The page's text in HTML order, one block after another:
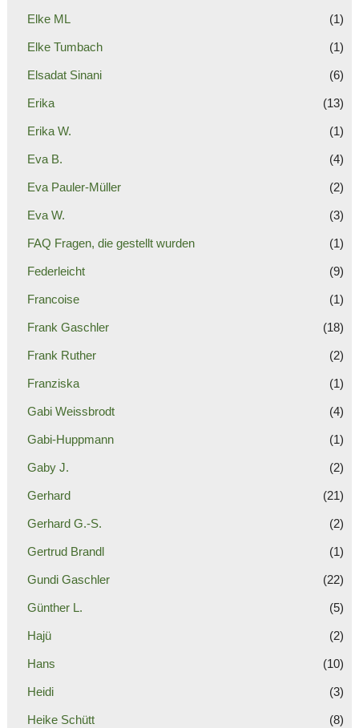
Elke ML (1)
Elke Tumbach (1)
Elsadat Sinani (6)
Erika (13)
Erika W. (1)
Eva B. (4)
Eva Pauler-Müller (2)
Eva W. (3)
FAQ Fragen, die gestellt wurden (1)
Federleicht (9)
Francoise (1)
Frank Gaschler (18)
Frank Ruther (2)
Franziska (1)
Gabi Weissbrodt (4)
Gabi-Huppmann (1)
Gaby J. (2)
Gerhard (21)
Gerhard G.-S. (2)
Gertrud Brandl (1)
Gundi Gaschler (22)
Günther L. (5)
Hajü (2)
Hans (10)
Heidi (3)
Heike Schütt (8)